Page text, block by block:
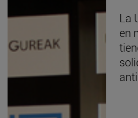
La
en